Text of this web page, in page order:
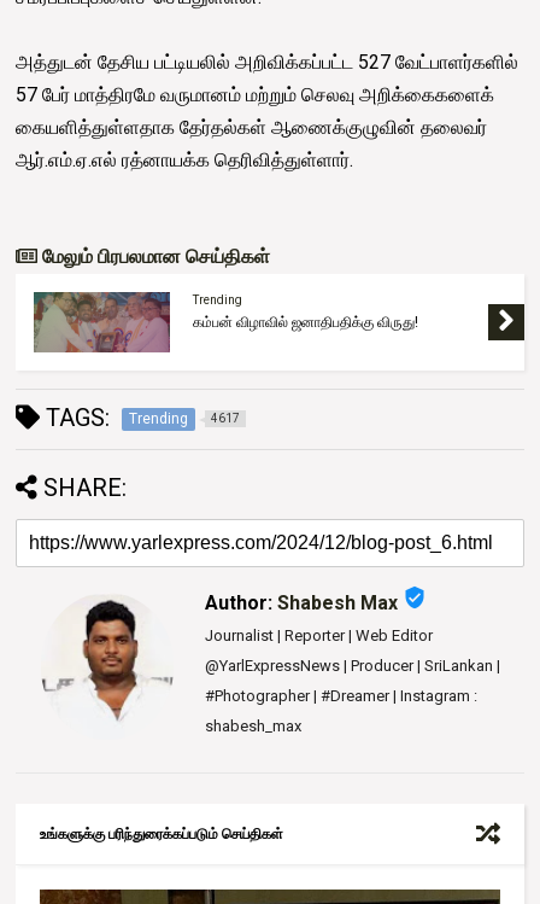
அத்துடன் தேசிய பட்டியலில் அறிவிக்கப்பட்ட 527 வேட்பாளர்களில்
57 பேர் மாத்திரமே வருமானம் மற்றும் செலவு அறிக்கைகளைக்
கையளித்துள்ளதாக தேர்தல்கள் ஆணைக்குழுவின் தலைவர்
ஆர்.எம்.ஏ.எல் ரத்னாயக்க தெரிவித்துள்ளார்.
மேலும் பிரபலமான செய்திகள்
Trending
கம்பன் விழாவில் ஜனாதிபதிக்கு விருது!
TAGS: Trending 4617
SHARE:
Author:Shabesh Max verified_user
Journalist | Reporter | Web Editor
@YarlExpressNews | Producer | SriLankan |
#Photographer | #Dreamer | Instagram :
shabesh_max
உங்களுக்கு பரிந்துரைக்கப்படும் செய்திகள்